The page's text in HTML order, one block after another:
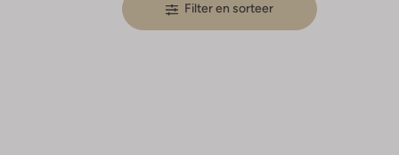
Filter en sorteer